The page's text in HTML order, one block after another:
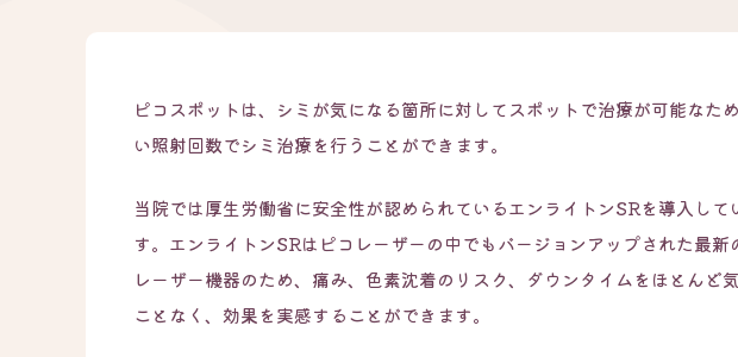
ピコスポットは、シミが気になる箇所に対してスポットで治療が可能なた
い照射回数でシミ治療を行うことができます。
当院では厚生労働省に安全性が認められているエンライトンSRを導入して
す。エンライトンSRはピコレーザーの中でもバージョンアップされた最新
レーザー機器のため、痛み、色素沈着のリスク、ダウンタイムをほとんど
ことなく、効果を実感することができます。